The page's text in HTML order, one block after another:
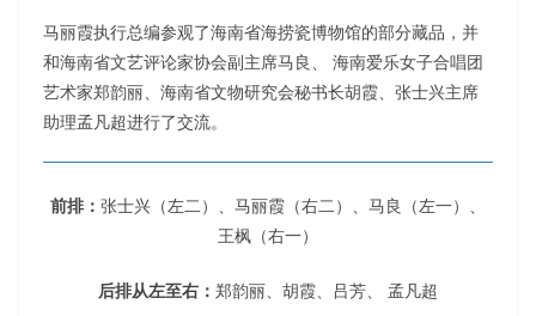
马丽霞执行总编参观了海南省海捞瓷博物馆的部分藏品，并
和海南省文艺评论家协会副主席马良、 海南爱乐女子合唱团
艺术家郑韵丽、海南省文物研究会秘书长胡霞、张士兴主席
助理孟凡超进行了交流。
前排： 张士兴（左二）、马丽霞（右二）、马良（左一）、
王枫（右一）
后排从左至右： 郑韵丽、胡霞、吕芳、 孟凡超